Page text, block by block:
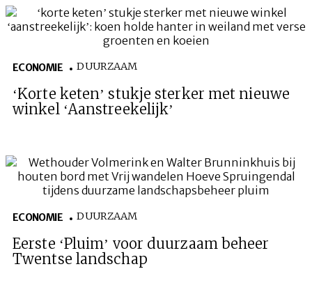
ECONOMIE DUURZAAM
‘Korte keten’ stukje sterker met nieuwe
winkel ‘Aanstreekelijk’
ECONOMIE DUURZAAM
Eerste ‘Pluim’ voor duurzaam beheer
Twentse landschap